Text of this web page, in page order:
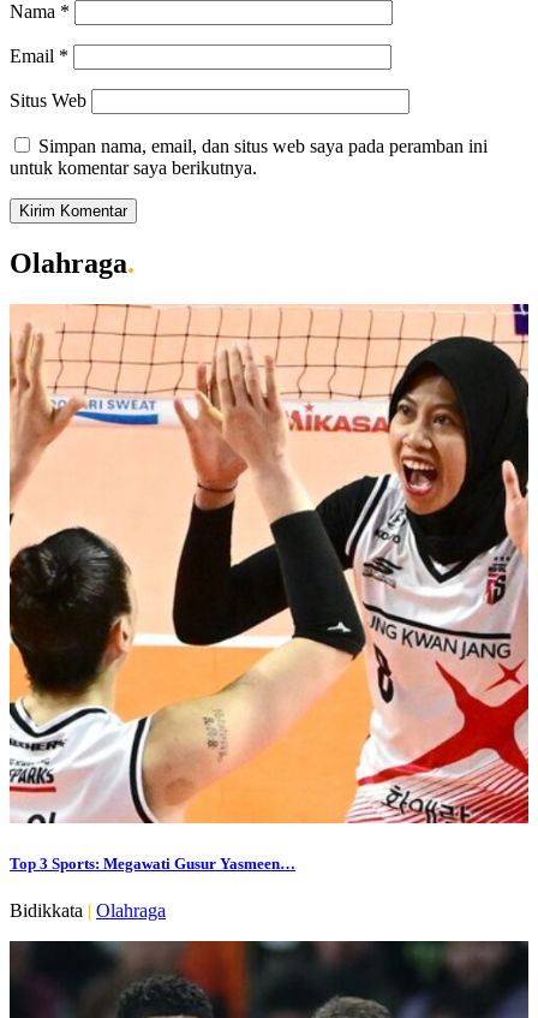
Nama *
Email *
Situs Web
Simpan nama, email, dan situs web saya pada peramban ini
untuk komentar saya berikutnya.
Olahraga.
Top 3 Sports: Megawati Gusur Yasmeen…
Bidikkata Olahraga